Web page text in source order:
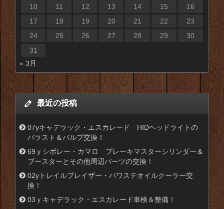
10
11 12 13 14 15
16
17
18 19 20 21 22
23
24
25 26 27 28 29
30
31
« 3月
最近の投稿
07yキャデラック・エスカレード HIDヘッドライトの
バラスト＆バルブ交換！
69ｙシボレー・カマロ ブレーキマスターシリンダー＆
ブースターとその他周辺パーツの交換！
02yトレイルブレイザー・パワステオイルクーラー交
換！
03ｙキャデラック・エスカレード車検＆整備！